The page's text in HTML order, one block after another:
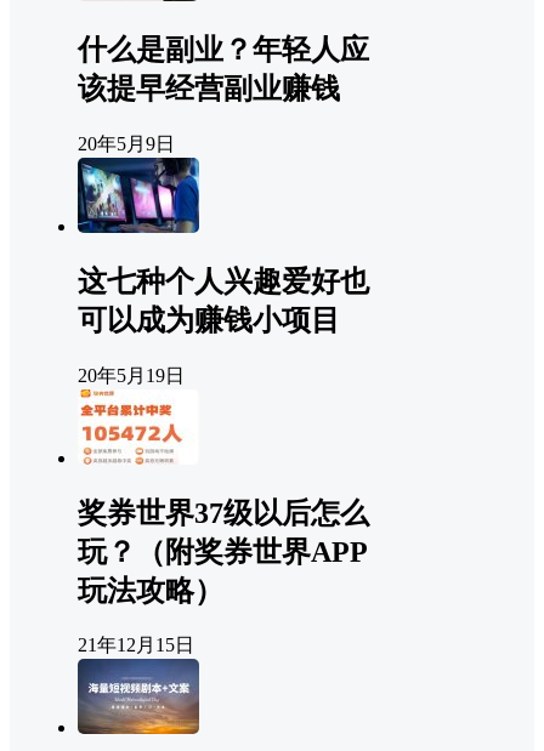
什么是副业？年轻人应
该提早经营副业赚钱
20年5月9日
这七种个人兴趣爱好也
可以成为赚钱小项目
20年5月19日
奖券世界37级以后怎么
玩？（附奖券世界APP
玩法攻略）
21年12月15日